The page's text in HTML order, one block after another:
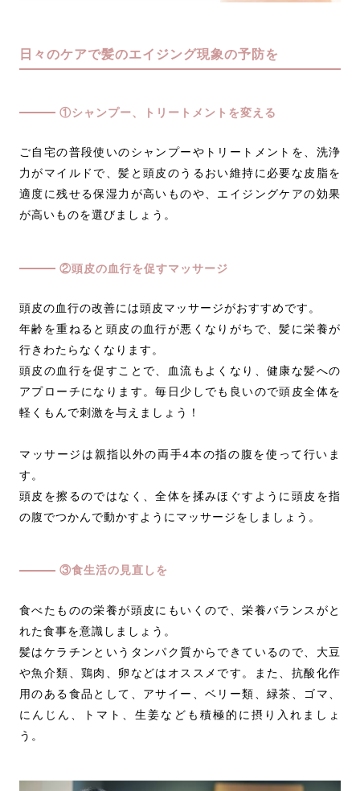
日々のケアで髪のエイジング現象の予防を
①シャンプー、トリートメントを変える
ご自宅の普段使いのシャンプーやトリートメントを、洗浄
力がマイルドで、髪と頭皮のうるおい維持に必要な皮脂を
適度に残せる保湿力が高いものや、エイジングケアの効果
が高いものを選びましょう。
②頭皮の血行を促すマッサージ
頭皮の血行の改善には頭皮マッサージがおすすめです。
年齢を重ねると頭皮の血行が悪くなりがちで、髪に栄養が
行きわたらなくなります。
頭皮の血行を促すことで、血流もよくなり、健康な髪への
アプローチになります。毎日少しでも良いので頭皮全体を
軽くもんで刺激を与えましょう！
マッサージは親指以外の両手4本の指の腹を使って行いま
す。
頭皮を擦るのではなく、全体を揉みほぐすように頭皮を指
の腹でつかんで動かすようにマッサージをしましょう。
③食生活の見直しを
食べたものの栄養が頭皮にもいくので、栄養バランスがと
れた食事を意識しましょう。
髪はケラチンというタンパク質からできているので、大豆
や魚介類、鶏肉、卵などはオススメです。また、抗酸化作
用のある食品として、アサイー、ベリー類、緑茶、ゴマ、
にんじん、トマト、生姜なども積極的に摂り入れましょ
う。